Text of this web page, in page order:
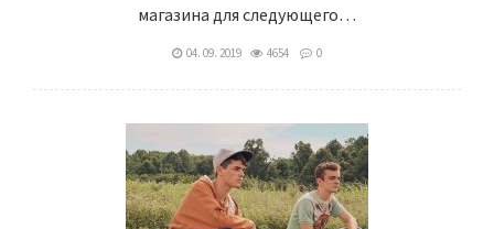
магазина для следующего…
04. 09. 2019 4654 0